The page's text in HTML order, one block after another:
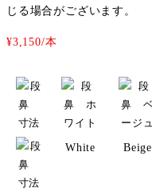
じる場合がございます。
¥3,150/本
White Beige